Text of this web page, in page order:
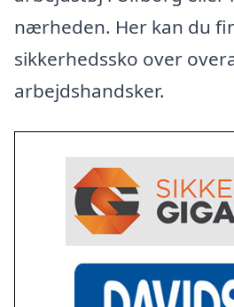
nærheden. Her kan du
sikkerhedssko over
arbejdshandsker.